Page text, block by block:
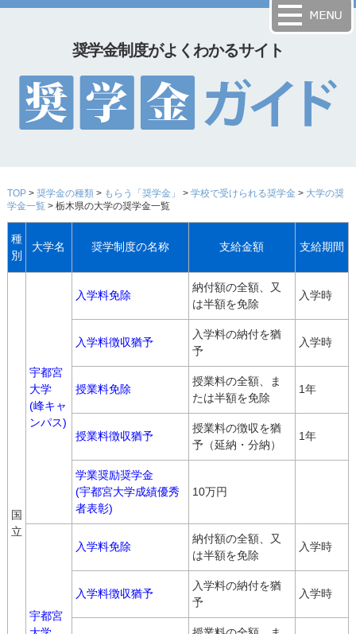
奨学金制度がよくわかるサイト
TOP> 奨学金の種類> もらう「奨学金」 > 学校で受けられる奨学金 > 大学の奨
学金一覧> 栃木県の大学の奨学金一覧
種
別
大学名 奨学制度の名称 支給金額 支給期間
国
立
宇都宮
大学
(峰キャ
ンパス)
入学料免除
納付額の全額、又
は半額を免除
入学時
入学料徴収猶予
入学料の納付を猶
予
入学時
授業料免除
授業料の全額、ま
たは半額を免除
1年
授業料徴収猶予
授業料の徴収を猶
予（延納・分納）
1年
学業奨励奨学金
(宇都宮大学成績優秀
者表彰)
10万円
宇都宮
入学料免除
納付額の全額、又
は半額を免除
入学時
入学料徴収猶予
入学料の納付を猶
予
入学時